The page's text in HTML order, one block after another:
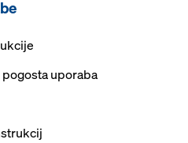
uporaba